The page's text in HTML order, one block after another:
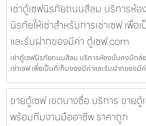
เช่าตู้เซฟนิรภัยถนนสีลม บริการห้
นิรภัยให้เช่าสำหรับการเช่าเซฟ เพื่
และรับฝากของมีค่า ตู้เซฟ.com
เช่าตู้เซฟนิรภัยถนนสีลม บริการห้องมั่นคงมีกล่อ
เช่าเซฟ เพื่อเป็นที่เก็บของมีค่าและรับฝากของมี
ขายตู้เซฟ เขตบางซื่อ บริการ ขาย
พร้อมทีมงานมืออาชีพ ราคาถูก